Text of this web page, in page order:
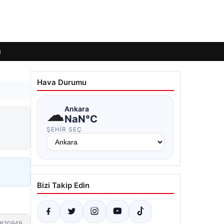
Hava Durumu
☁Ankara
NaN°C
ŞEHIR SEÇ
Bizi Takip Edin